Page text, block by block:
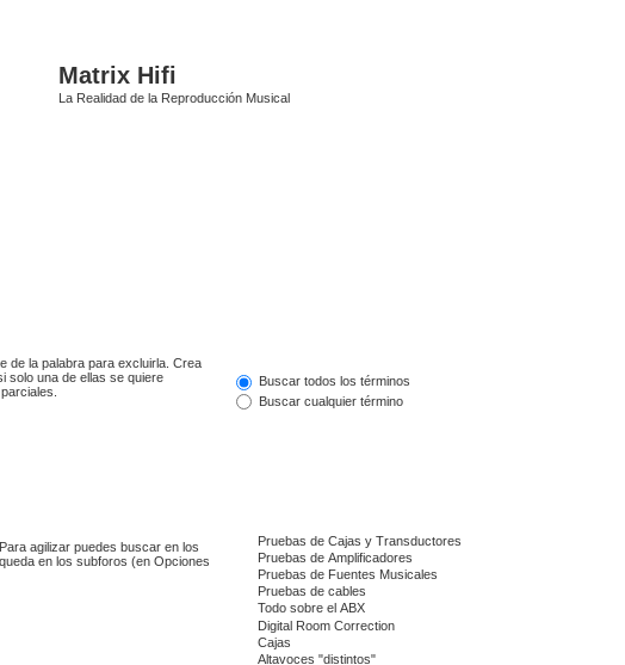
Matrix Hifi
La Realidad de la Reproducción Musical
de la palabra para excluirla. Crea
solo una de ellas se quiere
Buscar todos los términos
Buscar cualquier término
agilizar puedes buscar en los
en los subforos (en Opciones